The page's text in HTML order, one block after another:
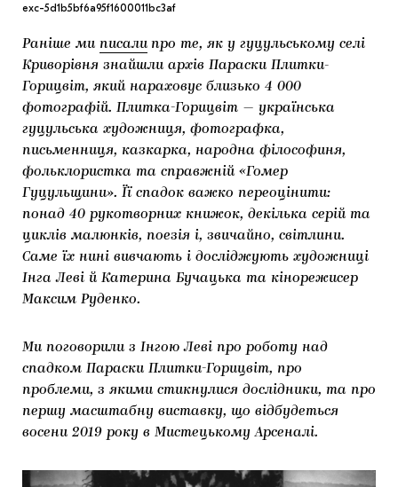
exc-5d1b5bf6a95f1600011bc3af
Раніше ми писали про те, як у гуцульському селі
Криворівня знайшли архів Параски Плитки-
Горицвіт, який нараховує близько 4 000
фотографій. Плитка-Горицвіт — українська
гуцульська художниця, фотографка,
письменниця, казкарка, народна філософиня,
фольклористка та справжній «Гомер
Гуцульщини». Її спадок важко переоцінити:
понад 40 рукотворних книжок, декілька серій та
циклів малюнків, поезія і, звичайно, світлини.
Саме їх нині вивчають і досліджують художниці
Інга Леві й Катерина Бучацька та кінорежисер
Максим Руденко.
Ми поговорили з Інгою Леві про роботу над
спадком Параски Плитки-Горицвіт, про
проблеми, з якими стикнулися дослідники, та про
першу масштабну виставку, що відбудеться
восени 2019 року в Мистецькому Арсеналі.